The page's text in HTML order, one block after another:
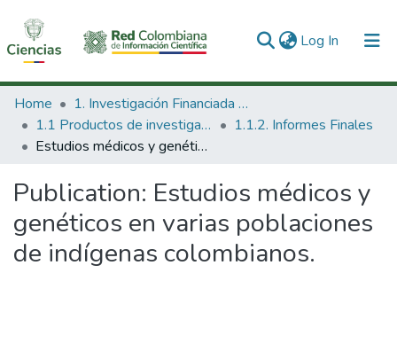
Log In (current)
Communities & Collections
All of DSpace
Home
1. Investigación Financiada con Recursos Públicos
1.1 Productos de investigación
1.1.2. Informes Finales
Estudios médicos y genéticos en varias poblaciones de indígenas colombianos.
Publication: Estudios médicos y
genéticos en varias poblaciones
de indígenas colombianos.